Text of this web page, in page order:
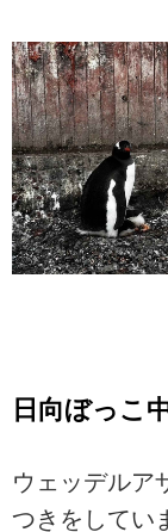
日向ぼっこ
ウェッデルア
つきをしてい